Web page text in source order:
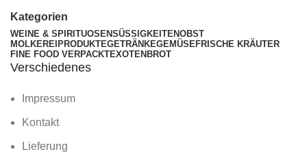
Kategorien
WEINE & SPIRITUOSENSÜSSIGKEITENOBST
MOLKEREIPRODUKTEGETRÄNKEGEMÜSEFRISCHE KRÄUTER
FINE FOOD VERPACKTEXOTEN BROT
Verschiedenes
Impressum
Kontakt
Lieferung